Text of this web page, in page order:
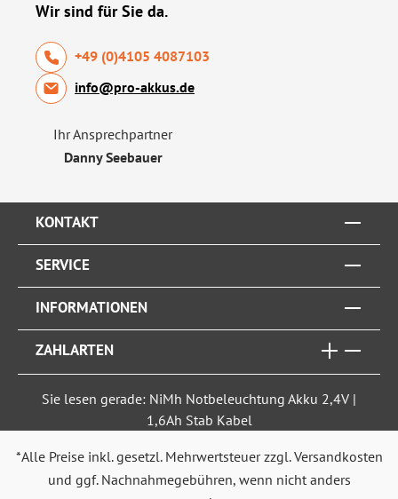
Wir sind für Sie da.
+49 (0)4105 4087103
info@pro-akkus.de
Ihr Ansprechpartner
Danny Seebauer
KONTAKT
SERVICE
INFORMATIONEN
ZAHLARTEN
Sie lesen gerade: NiMh Notbeleuchtung Akku 2,4V |
1,6Ah Stab Kabel
*Alle Preise inkl. gesetzl. Mehrwertsteuer zzgl.Versandkosten
und ggf. Nachnahmegebühren, wenn nicht anders